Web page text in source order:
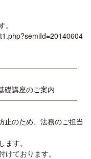
礎講座のご案内
止のため、法務のご担当
す。
ております。